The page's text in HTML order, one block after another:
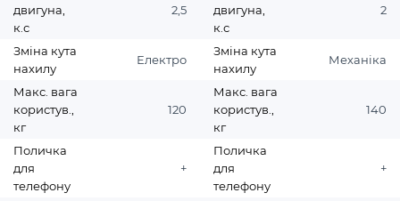
двигуна,
к.с
2,5
Зміна кута
нахилу
Електро
Макс. вага
користув.,
кг
120
Поличка
для
телефону
+
двигуна,
к.с
2
Зміна кута
нахилу
Механіка
Макс. вага
користув.,
кг
140
Поличка
для
телефону
+